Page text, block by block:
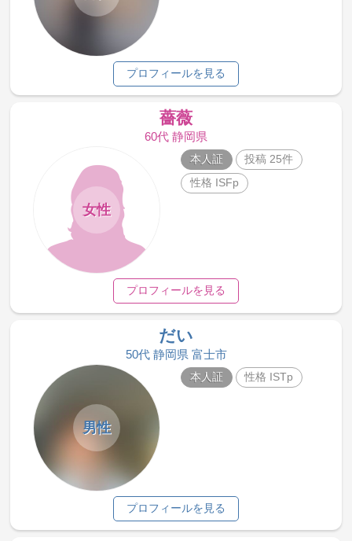
プロフィールを見る
薔薇
60代 静岡県
女性
本人証
投稿 25件
性格 ISFp
プロフィールを見る
だい
50代 静岡県 富士市
男性
本人証 性格 ISTp
プロフィールを見る